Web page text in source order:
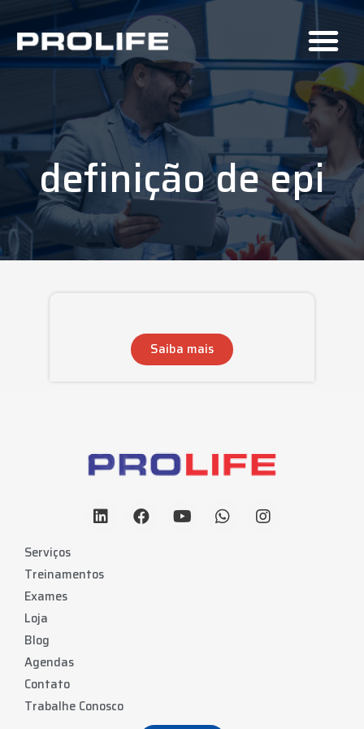
definição de epi
Saiba mais
Serviços
Treinamentos
Exames
Loja
Blog
Agendas
Contato
Trabalhe Conosco